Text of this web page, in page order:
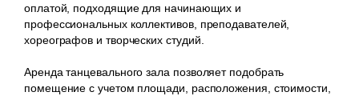
оплатой, подходящие для начинающих и
профессиональных коллективов, преподавателей,
хореографов и творческих студий.
Аренда танцевального зала позволяет подобрать
помещение с учетом площади, расположения, стоимости,